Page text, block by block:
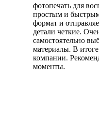
фотопечать для
простым и
формат и
детали четкие.
самостоятельно
материалы. В итоге
компании.
моменты.